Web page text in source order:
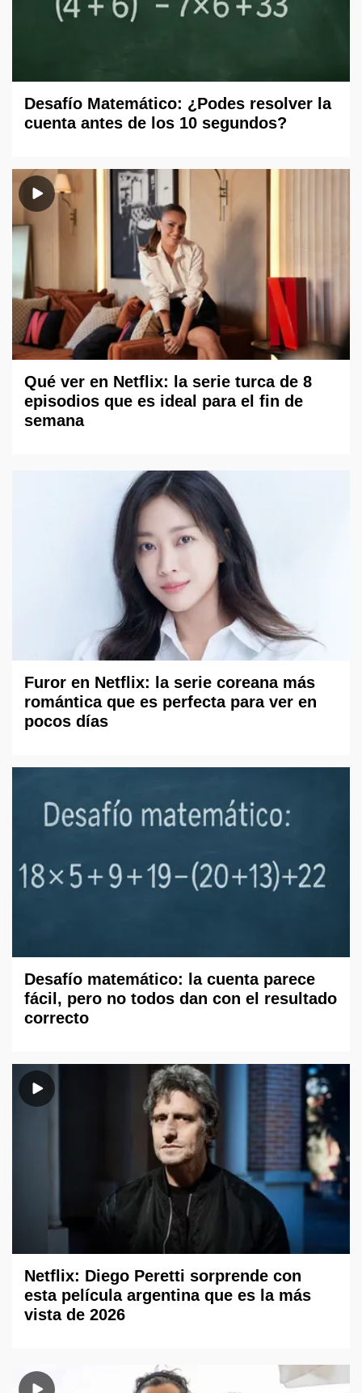
Desafío Matemático: ¿Podes resolver la
cuenta antes de los 10 segundos?
Qué ver en Netflix: la serie turca de 8
episodios que es ideal para el fin de
semana
Furor en Netflix: la serie coreana más
romántica que es perfecta para ver en
pocos días
Desafío matemático: la cuenta parece
fácil, pero no todos dan con el resultado
correcto
Netflix: Diego Peretti sorprende con
esta película argentina que es la más
vista de 2026